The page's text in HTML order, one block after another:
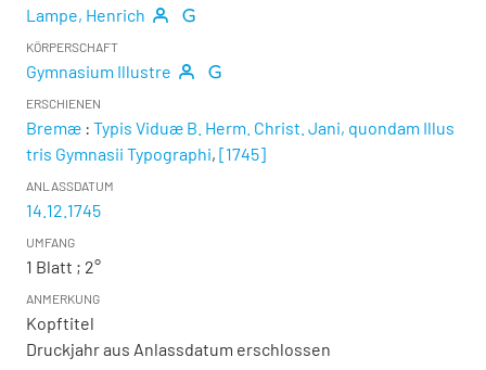
Lampe, Henrich
KÖRPERSCHAFT
Gymnasium Illustre
ERSCHIENEN
Bremæ : Typis Viduæ B. Herm. Christ. Jani, quondam Illus
tris Gymnasii Typographi, [1745]
ANLASSDATUM
14.12.1745
UMFANG
1 Blatt ; 2°
ANMERKUNG
Kopftitel
Druckjahr aus Anlassdatum erschlossen